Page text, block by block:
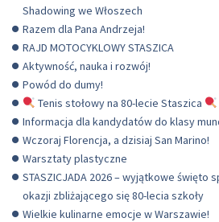
Shadowing we Włoszech
Razem dla Pana Andrzeja!
RAJD MOTOCYKLOWY STASZICA
Aktywność, nauka i rozwój!
Powód do dumy!
Tenis stołowy na 80-lecie Staszica
Informacja dla kandydatów do klasy
Wczoraj Florencja, a dzisiaj San Marino!
Warsztaty plastyczne
STASZICJADA 2026 – wyjątkowe święto
okazji zbliżającego się 80-lecia szkoły
Wielkie kulinarne emocje w Warszawie!